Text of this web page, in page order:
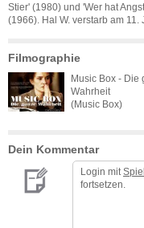
Stier' (1980) und 'Wer hat
(1966). Hal W. verstarb am 11.
Filmographie
Music Box - Die
Wahrheit
(Music Box)
Dein Kommentar
Login mit
fortsetzen.